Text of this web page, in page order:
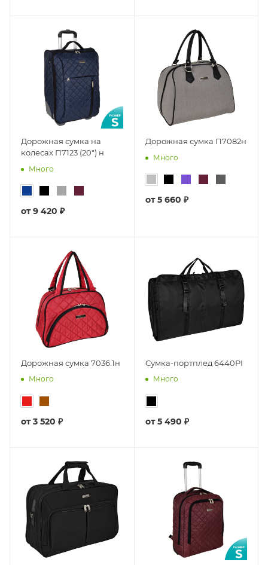
Дорожная сумка на
колесах П7123 (20") н
Много
от9 420 ₽
Дорожная сумка П7082н
Много
от5 660 ₽
Дорожная сумка 7036.1н
Много
от3 520 ₽
Сумка-портплед 6440PI
Много
от5 490 ₽